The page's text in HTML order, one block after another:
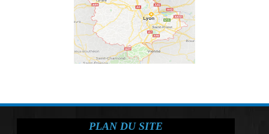
PLAN DU SITE